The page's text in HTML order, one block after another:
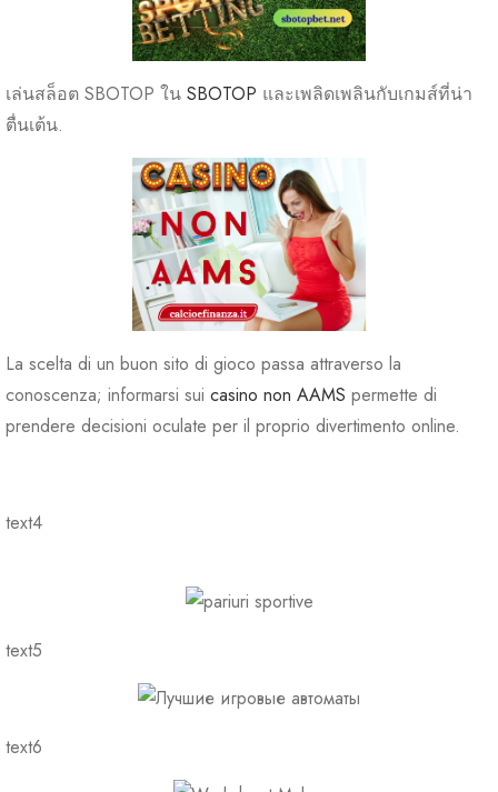
เล่นสล็อต SBOTOP ใน SBOTOP และเพลิดเพลินกับเกมส์ที่น่า
ตื่นเต้น.
La scelta di un buon sito di gioco passa attraverso la
conoscenza; informarsi sui casino non AAMS permette di
prendere decisioni oculate per il proprio divertimento online.
text4
text5
text6